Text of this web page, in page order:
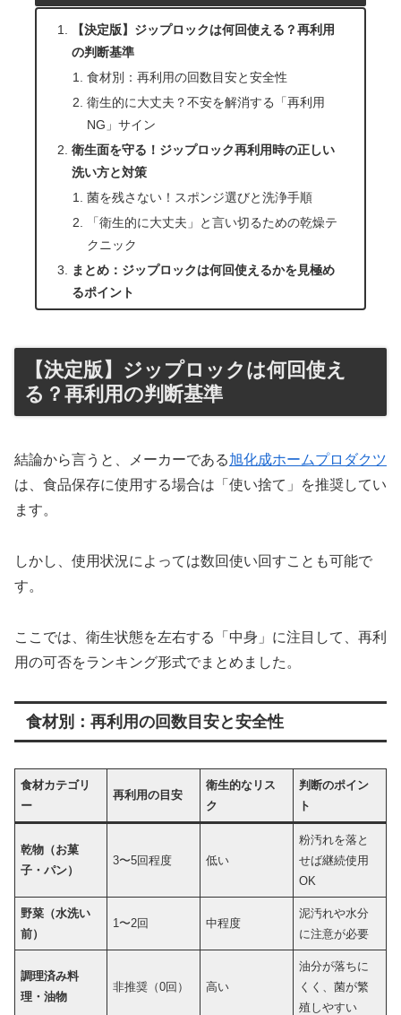
【決定版】ジップロックは何回使える？再利用
の判断基準
食材別：再利用の回数目安と安全性
衛生的に大丈夫？不安を解消する「再利用
NG」サイン
衛生面を守る！ジップロック再利用時の正しい
洗い方と対策
菌を残さない！スポンジ選びと洗浄手順
「衛生的に大丈夫」と言い切るための乾燥テ
クニック
まとめ：ジップロックは何回使えるかを見極め
るポイント
【決定版】ジップロックは何回使え
る？再利用の判断基準
結論から言うと、メーカーである旭化成ホームプロダクツ
は、食品保存に使用する場合は「使い捨て」を推奨してい
ます。
しかし、使用状況によっては数回使い回すことも可能で
す。
ここでは、衛生状態を左右する「中身」に注目して、再利
用の可否をランキング形式でまとめました。
食材別：再利用の回数目安と安全性
食材カテゴリ
ー
再利用の目安
衛生的なリス
ク
判断のポイン
ト
乾物（お菓
子・パン）
3〜5回程度 低い
粉汚れを落と
せば継続使用
OK
野菜（水洗い
前）
1〜2回 中程度
泥汚れや水分
に注意が必要
調理済み料
理・油物
非推奨（0回） 高い
油分が落ちに
くく、菌が繁
殖しやすい